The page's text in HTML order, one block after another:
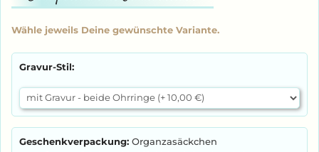
Gravur-Stil:
Geschenkverpackung: Organzasäckchen